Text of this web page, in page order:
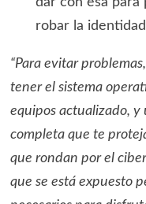
robar la
“Para evitar
tener el sistema
equipos actualizado,
completa que te
que rondan por el
que se está expuesto